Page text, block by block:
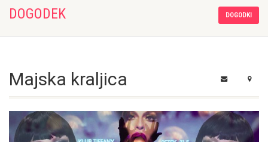
DOGODEK DOGODKI
Majska kraljica